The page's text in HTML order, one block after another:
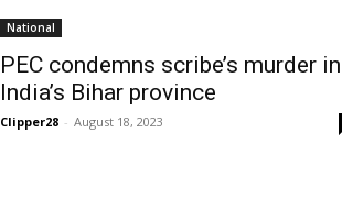
National
PEC condemns scribe’s murder in
India’s Bihar province
Clipper28 - August 18, 2023